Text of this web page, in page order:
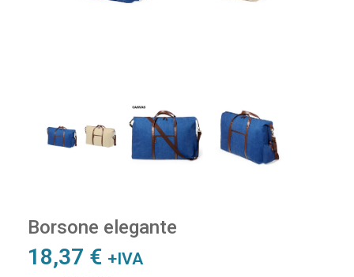
Borsone elegante
18,37 € +IVA